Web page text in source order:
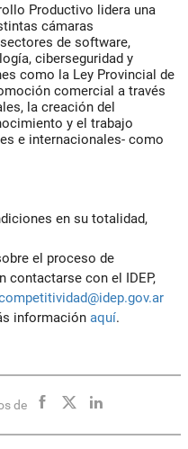
Productivo lidera una
cámaras
de software,
ciberseguridad y
como la Ley Provincial de
comercial a través
la creación del
y el trabajo
e internacionales- como
en su totalidad,
el proceso de
contactarse con el IDEP,
información aquí.
de